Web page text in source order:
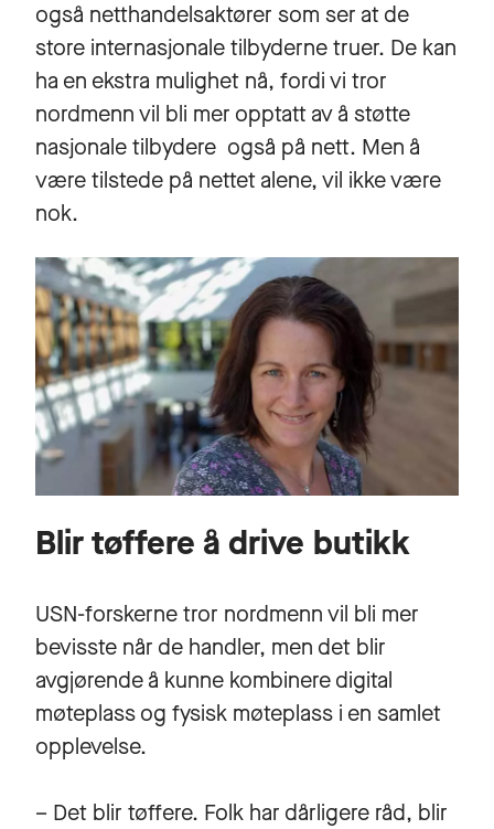
også netthandelsaktører som ser at de
store internasjonale tilbyderne truer. De kan
ha en ekstra mulighet nå, fordi vi tror
nordmenn vil bli mer opptatt av å støtte
nasjonale tilbydere også på nett. Men å
være tilstede på nettet alene, vil ikke være
nok.
Blir tøffere å drive butikk
USN-forskerne tror nordmenn vil bli mer
bevisste når de handler, men det blir
avgjørende å kunne kombinere digital
møteplass og fysisk møteplass i en samlet
opplevelse.
– Det blir tøffere. Folk har dårligere råd, blir